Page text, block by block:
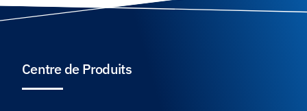
Centre de Produits